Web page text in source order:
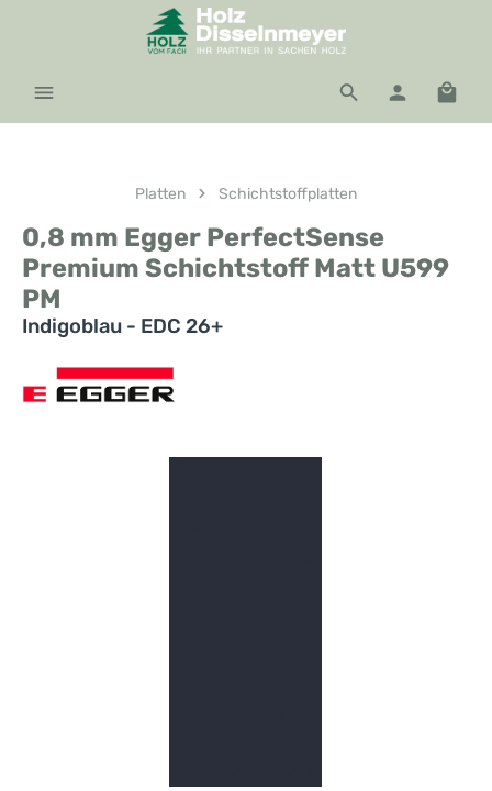
Zum Hauptinhalt springen
Platten Schichtstoffplatten
0,8 mm Egger PerfectSense
Premium Schichtstoff Matt U599
PM
Indigoblau - EDC 26+